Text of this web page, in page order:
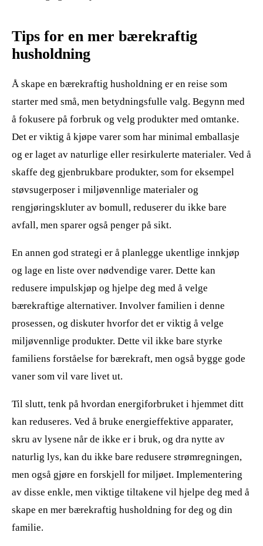
Tips for en mer bærekraftig
husholdning
Å skape en bærekraftig husholdning er en reise som
starter med små, men betydningsfulle valg. Begynn med
å fokusere på forbruk og velg produkter med omtanke.
Det er viktig å kjøpe varer som har minimal emballasje
og er laget av naturlige eller resirkulerte materialer. Ved å
skaffe deg gjenbrukbare produkter, som for eksempel
støvsugerposer i miljøvennlige materialer og
rengjøringskluter av bomull, reduserer du ikke bare
avfall, men sparer også penger på sikt.
En annen god strategi er å planlegge ukentlige innkjøp
og lage en liste over nødvendige varer. Dette kan
redusere impulskjøp og hjelpe deg med å velge
bærekraftige alternativer. Involver familien i denne
prosessen, og diskuter hvorfor det er viktig å velge
miljøvennlige produkter. Dette vil ikke bare styrke
familiens forståelse for bærekraft, men også bygge gode
vaner som vil vare livet ut.
Til slutt, tenk på hvordan energiforbruket i hjemmet ditt
kan reduseres. Ved å bruke energieffektive apparater,
skru av lysene når de ikke er i bruk, og dra nytte av
naturlig lys, kan du ikke bare redusere strømregningen,
men også gjøre en forskjell for miljøet. Implementering
av disse enkle, men viktige tiltakene vil hjelpe deg med å
skape en mer bærekraftig husholdning for deg og din
familie.